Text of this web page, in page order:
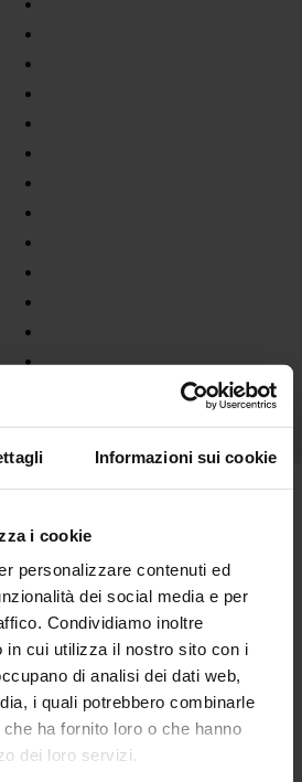
Informazioni sui cookie
i cookie
personalizzare contenuti ed
dei social media e per
Condividiamo inoltre
in cui utilizza il nostro sito con i
di analisi dei dati web,
i quali potrebbero combinarle
ha fornito loro o che hanno
dei loro servizi.
09-25-